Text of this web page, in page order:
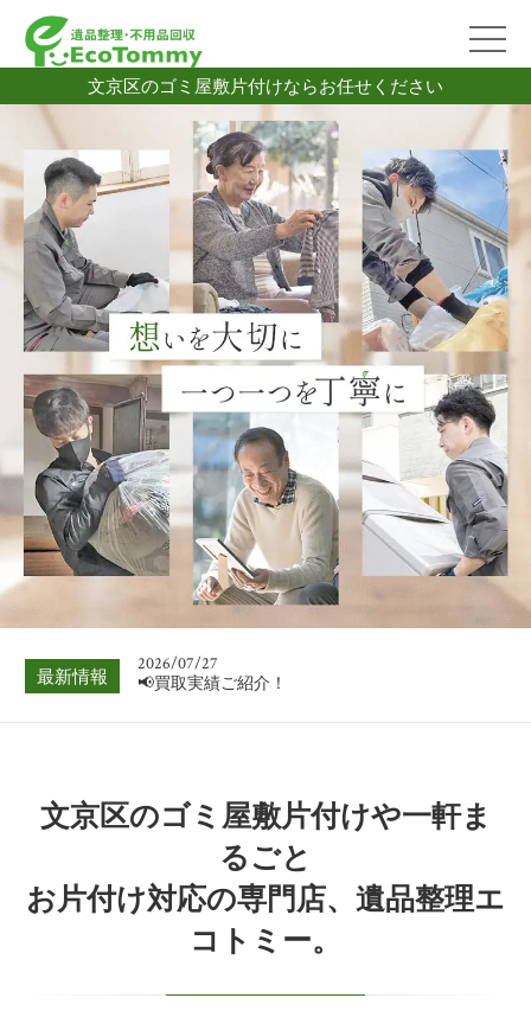
文京区のゴミ屋敷片付けならお任せください
最新情報
2026/07/06
📢買取実績ご紹介！
2026/08/03
📢買取実績ご紹介！
2026/07/27
📢買取実績ご紹介！
2026/07/13
📢買取実績ご紹介！
2026/07/06
📢買取実績ご紹介！
2026/08/03
文京区のゴミ屋敷片付けや一軒ま
るごと
お片付け対応の専門店、遺品整理エ
コトミー。